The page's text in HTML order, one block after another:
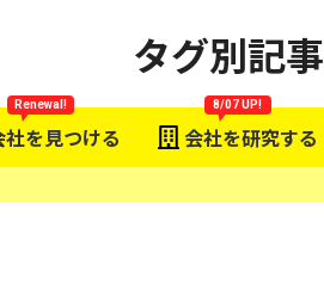
社を見つける
Renewal!
会社を研究する
8/07 UP!
タグ別記事